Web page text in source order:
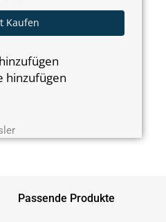
Kaufen
hinzufügen
Passende Produkte